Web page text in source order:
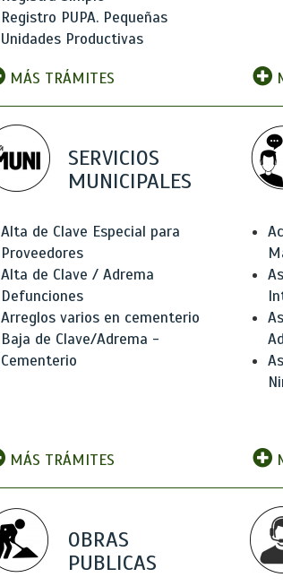
Registro PUPA. Pequeñas
Unidades Productivas
MÁS TRÁMITES
SERVICIOS
MUNICIPALES
Alta de Clave Especial para
Proveedores
Alta de Clave / Adrema
Defunciones
Arreglos varios en cementerio
Baja de Clave/Adrema -
Cementerio
MÁS TRÁMITES
OBRAS
PUBLICAS